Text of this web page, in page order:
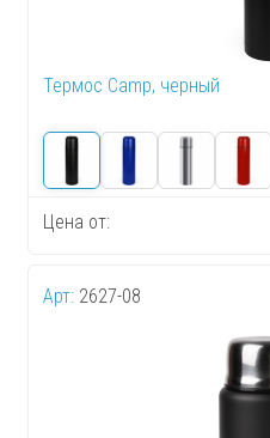
Термос Camp, черный
Цена от:
Арт: 2627-08